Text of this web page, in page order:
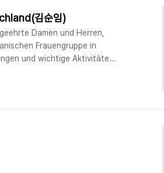
김순임)
Damen und Herren,
Frauengruppe in
und wichtige Aktivitäten,